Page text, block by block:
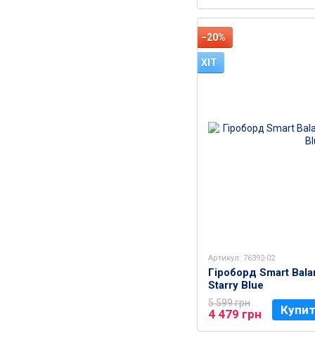
−20%
ХІТ
Артикул: 76392-02
Гіроборд Smart
Starry Blue
5 599 грн
4 479 грн